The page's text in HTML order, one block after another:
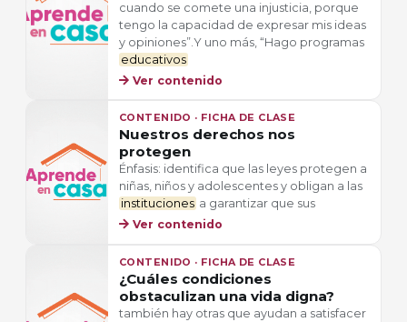
cuando se comete una injusticia, porque
tengo la capacidad de expresar mis ideas
y opiniones”.Y uno más, “Hago programas
educativos
Ver contenido
CONTENIDO · FICHA DE CLASE
Nuestros derechos nos
protegen
Énfasis: identifica que las leyes protegen a
niñas, niños y adolescentes y obligan a las
instituciones a garantizar que sus
Ver contenido
CONTENIDO · FICHA DE CLASE
¿Cuáles condiciones
obstaculizan una vida digna?
también hay otras que ayudan a satisfacer